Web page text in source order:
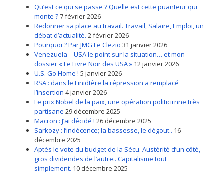
Qu’est ce qui se passe ? Quelle est cette puanteur qui
monte ?7 février 2026
Redonner sa place au travail. Travail, Salaire, Emploi, un
débat d’actualité. 2 février 2026
Pourquoi ? Par JMG Le Clezio 31 janvier 2026
Venezuela – USA le point sur la situation… et mon
dossier « Le Livre Noir des USA » 12 janvier 2026
U.S. Go Home ! 5 janvier 2026
RSA : dans le Finidtère la répression a remplacé
l’insertion 4 janvier 2026
Le prix Nobel de la paix, une opération politicirnne très
partisane 29 décembre 2025
Macron : J’ai décidé ! 26 décembre 2025
Sarkozy : l’indécence; la bassesse, le dégout.. 16
décembre 2025
Aptès le vote du budget de la Sécu. Austérité d’un côté,
gros dividendes de l’autre.. Capitalisme tout
simplement. 10 décembre 2025